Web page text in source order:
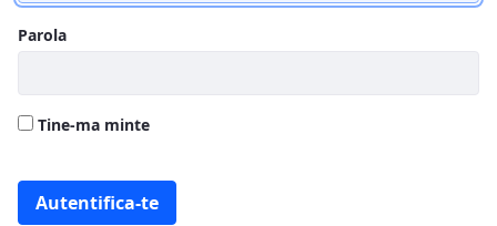
Parola
Tine-ma minte
Autentifica-te